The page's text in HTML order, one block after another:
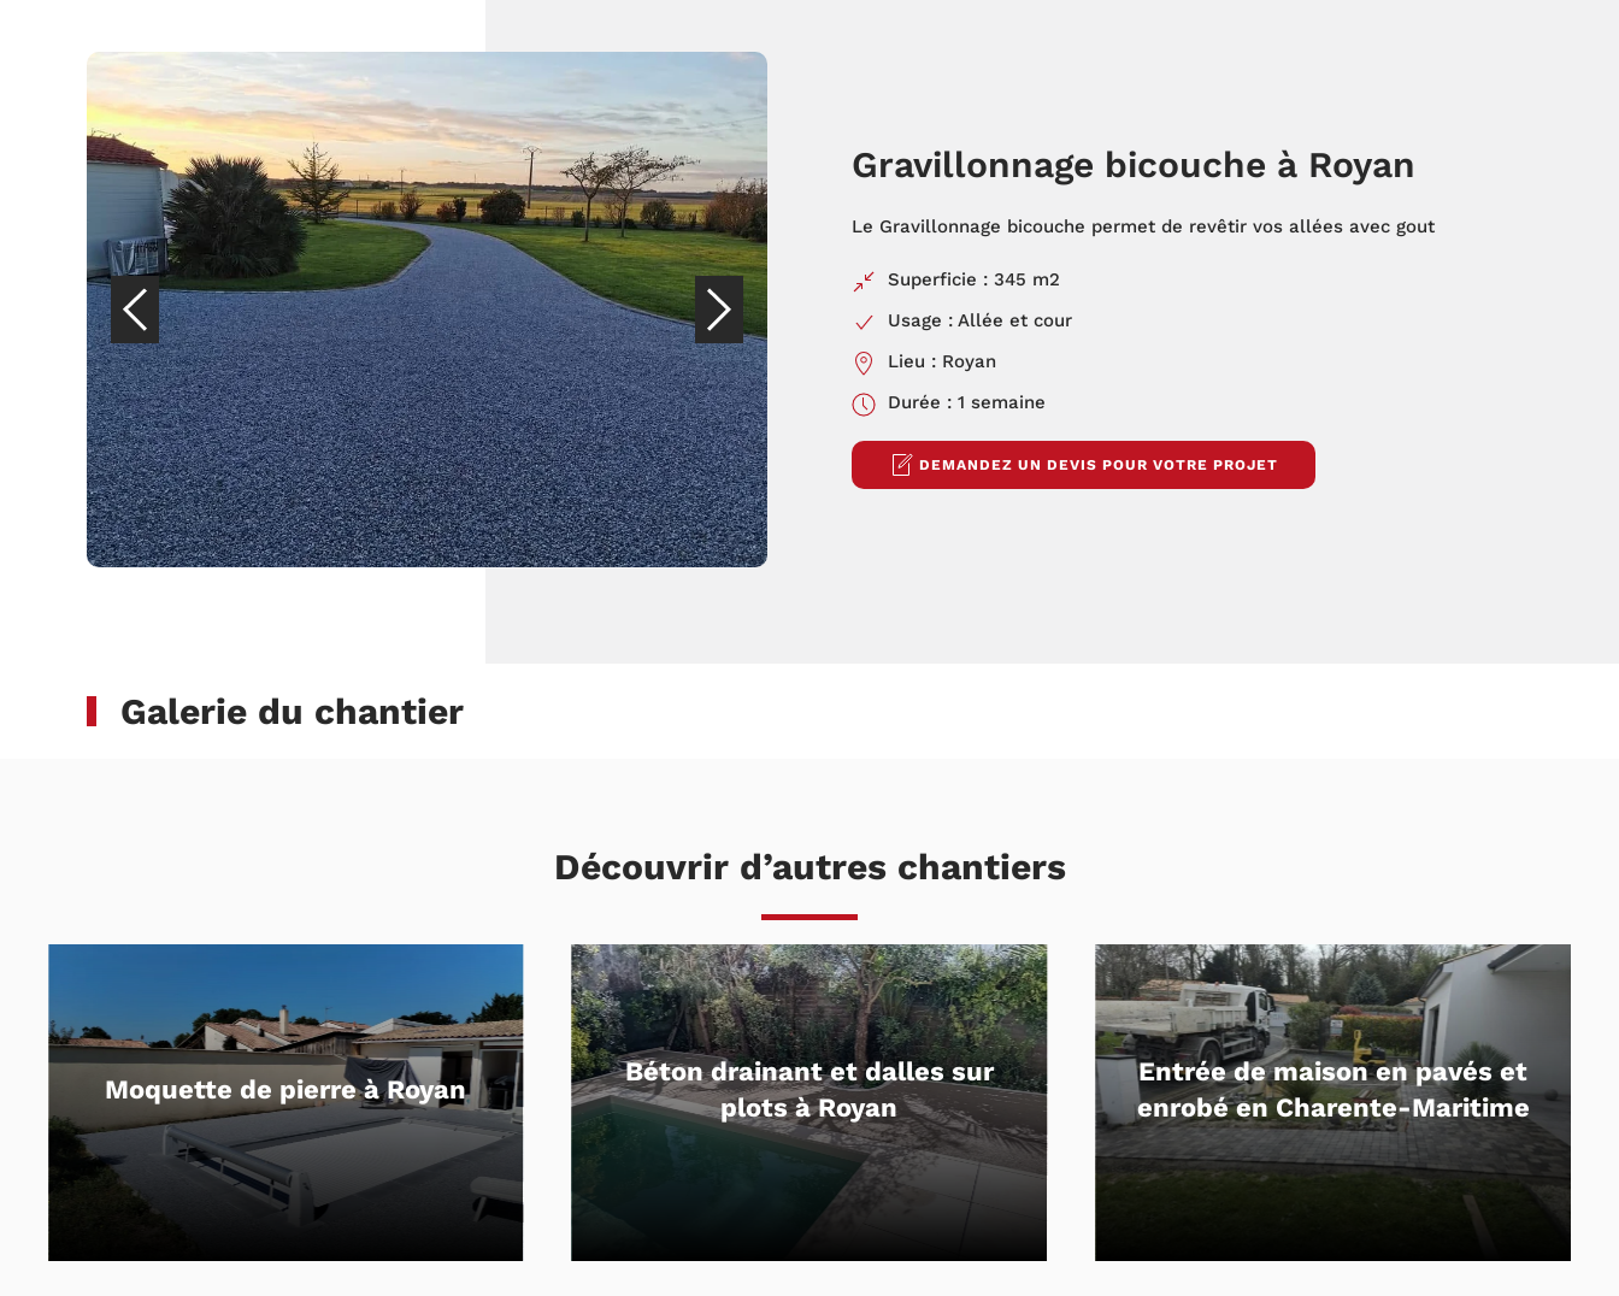
Gravillonnage bicouche à Royan
Le Gravillonnage bicouche permet de revêtir vos allées avec gout
Superficie : 345 m2
Usage : Allée et cour
Lieu : Royan
Durée : 1 semaine
DEMANDEZ UN DEVIS POUR VOTRE PROJET
Galerie du chantier
Découvrir d’autres chantiers
Béton drainant et dalles sur
plots à Royan
Entrée de maison en pavés et
enrobé en Charente-Maritime
Aménagement d’une
béton drainant